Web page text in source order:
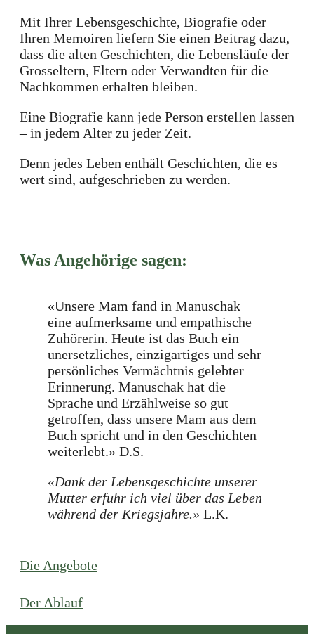
Mit Ihrer Lebensgeschichte, Biografie oder
Ihren Memoiren liefern Sie einen Beitrag dazu,
dass die alten Geschichten, die Lebensläufe der
Grosseltern, Eltern oder Verwandten für die
Nachkommen erhalten bleiben.
Eine Biografie kann jede Person erstellen lassen
– in jedem Alter zu jeder Zeit.
Denn jedes Leben enthält Geschichten, die es
wert sind, aufgeschrieben zu werden.
Was Angehörige sagen:
«Unsere Mam fand in Manuschak
eine aufmerksame und empathische
Zuhörerin. Heute ist das Buch ein
unersetzliches, einzigartiges und sehr
persönliches Vermächtnis gelebter
Erinnerung. Manuschak hat die
Sprache und Erzählweise so gut
getroffen, dass unsere Mam aus dem
Buch spricht und in den Geschichten
weiterlebt.» D.S.
«Dank der Lebensgeschichte unserer
Mutter erfuhr ich viel über das Leben
während der Kriegsjahre.» L.K.
Die Angebote
Der Ablauf